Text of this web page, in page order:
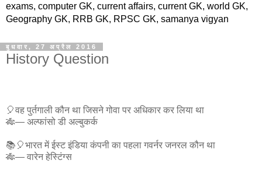
exams, computer GK, current affairs, current GK, world GK,
Geography GK, RRB GK, RPSC GK, samanya vigyan
बुधवार, 27 अप्रैल 2016
History Question
🎈वह पुर्तगाली कौन था जिसने गोवा पर अधिकार कर लिया था
🎋— अल्फांसो डी अल्बुकर्क
📚🎈भारत में ईस्ट इंडिया कंपनी का पहला गवर्नर जनरल कौन था
🎋— वारेन हेस्टिंग्स